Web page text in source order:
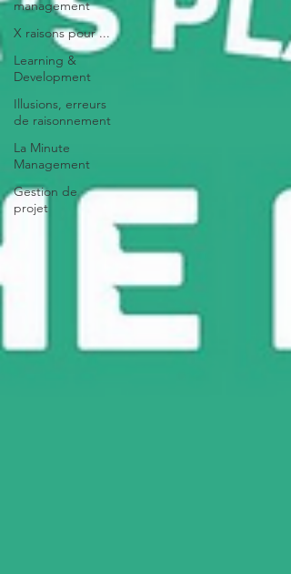
management
X raisons pour ...
Learning &
Development
Illusions, erreurs
de raisonnement
La Minute
Management
Gestion de
projet